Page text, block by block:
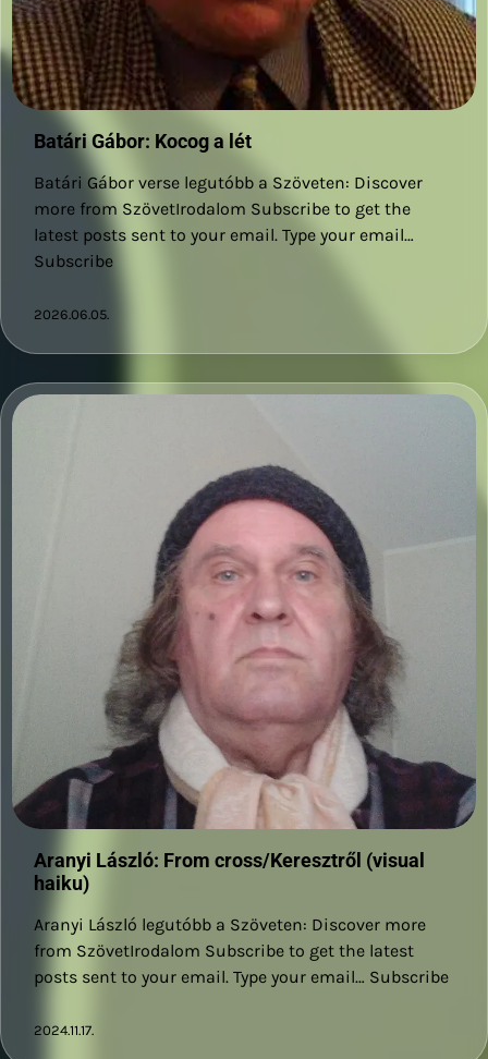
Batári Gábor: Kocog a lét
Batári Gábor verse legutóbb a Szöveten: Discover
more from SzövetIrodalom Subscribe to get the
latest posts sent to your email. Type your email…
Subscribe
2026.06.05.
Aranyi László: From cross/Keresztről (visual
haiku)
Aranyi László legutóbb a Szöveten: Discover more
from SzövetIrodalom Subscribe to get the latest
posts sent to your email. Type your email… Subscribe
2024.11.17.